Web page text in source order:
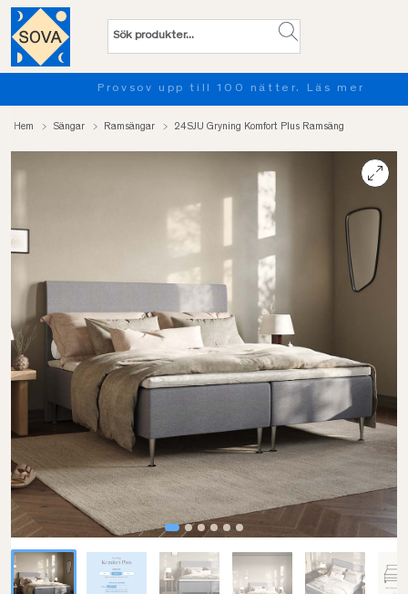
Provsov upp till 100 nätter. Läs mer
Hem Sängar Ramsängar 24SJU Gryning Komfort Plus Ramsäng